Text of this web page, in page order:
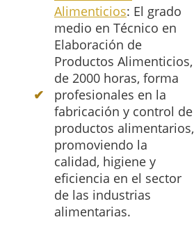
Alimenticios: El grado
medio en Técnico en
Elaboración de
Productos Alimenticios,
de 2000 horas, forma
profesionales en la
fabricación y control de
productos alimentarios,
promoviendo la
calidad, higiene y
eficiencia en el sector
de las industrias
alimentarias.